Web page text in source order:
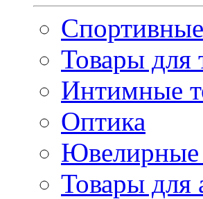
Товары для
Интимные
Оптика
Ювелирные
Товары для